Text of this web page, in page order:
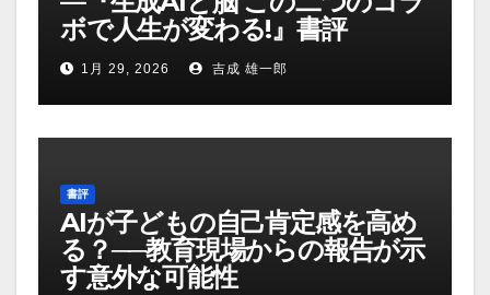
ボで人生が変わる!』書評
1月 29, 2026 吉成 雄一郎
書評
AIが子どもの自己肯定感を高め
る？──教育現場からの報告が示
す意外な可能性